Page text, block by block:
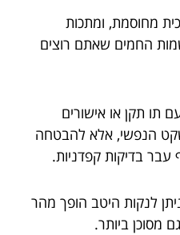
מחוסמת, ומתכות
החמים שאתם רוצים
תו תקן או אישורים
הנפשי, אלא להבטחה
בדיקות קפדניות.
לנקות היטב הופך מהר
מסוכן ביותר.